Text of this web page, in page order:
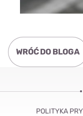
WRÓĆ DO BLOGA
POLITYKA